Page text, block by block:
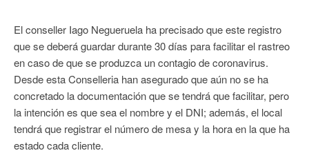
El conseller Iago Negueruela ha precisado que este registro
que se deberá guardar durante 30 días para facilitar el rastreo
en caso de que se produzca un contagio de coronavirus.
Desde esta Conselleria han asegurado que aún no se ha
concretado la documentación que se tendrá que facilitar, pero
la intención es que sea el nombre y el DNI; además, el local
tendrá que registrar el número de mesa y la hora en la que ha
estado cada cliente.